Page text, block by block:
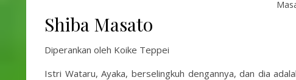
Shiba Masato
Diperankan oleh Koike Teppei
Istri Wataru, Ayaka, berselingkuh dengannya, dan dia